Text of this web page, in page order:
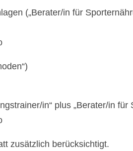
(„Berater/in für
in“ plus „Berater/in für
zusätzlich berücksichtigt.